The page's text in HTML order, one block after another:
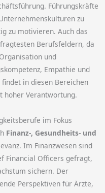
Führungskräfte
zu
zu motivieren. Auch das
Berufsfeldern, da
und
Empathie und
in diesen Bereichen
hoher Verantwortung.
im Fokus
Finanz-, Gesundheits- und
Im Finanzwesen sind
Financial Officers gefragt,
sichern. Der
Perspektiven für Ärzte,